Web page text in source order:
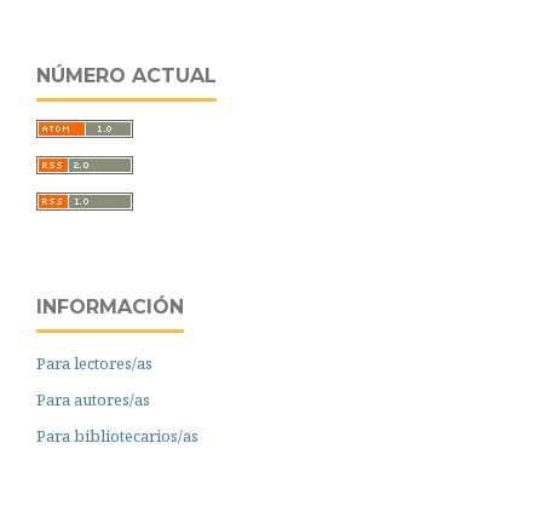
NÚMERO ACTUAL
INFORMACIÓN
Para lectores/as
Para autores/as
Para bibliotecarios/as